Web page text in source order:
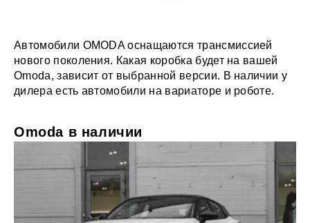
Автомобили OMODA оснащаются трансмиссией
нового поколения. Какая коробка будет на вашей
Omoda, зависит от выбранной версии. В наличии у
дилера есть автомобили на вариаторе и роботе.
Omoda в наличии